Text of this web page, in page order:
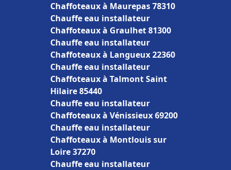
Chaffoteaux à Maurepas 78310
Chauffe eau installateur
Chaffoteaux à Graulhet 81300
Chauffe eau installateur
Chaffoteaux à Langueux 22360
Chauffe eau installateur
Chaffoteaux à Talmont Saint
Hilaire 85440
Chauffe eau installateur
Chaffoteaux à Vénissieux 69200
Chauffe eau installateur
Chaffoteaux à Montlouis sur
Loire 37270
Chauffe eau installateur